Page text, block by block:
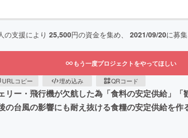
の支援により 25,500円の資金を集め、 2021/09/20に募
もう一度プロジェクトをやってほしい
URLコピー 埋め込み QRコード
ー・飛行機が欠航した為「食料の安定供給」
台風の影響にも耐え抜ける食糧の安定供給を